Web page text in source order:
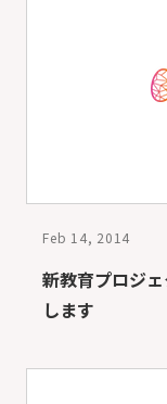
Feb 14, 2014
新教育プロジ
します